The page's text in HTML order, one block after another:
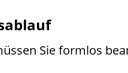
Sie formlos